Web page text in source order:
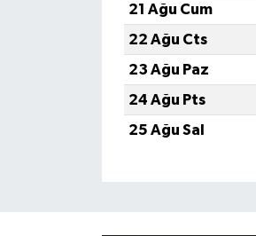
21 Ağu Cum
22 Ağu Cts
23 Ağu Paz
24 Ağu Pts
25 Ağu Sal